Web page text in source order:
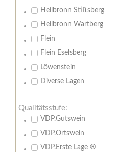
Heilbronn Stiftsberg
Heilbronn Wartberg
Flein
Flein Eselsberg
Löwenstein
Diverse Lagen
Qualitätsstufe:
VDP.Gutswein
VDP.Ortswein
VDP.Erste Lage ®